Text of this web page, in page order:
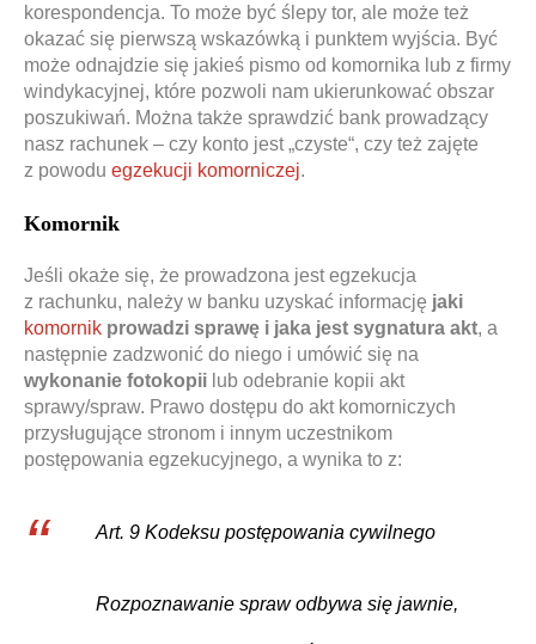
korespondencja. To może być ślepy tor, ale może też
okazać się pierwszą wskazówką i punktem wyjścia. Być
może odnajdzie się jakieś pismo od komornika lub z firmy
windykacyjnej, które pozwoli nam ukierunkować obszar
poszukiwań. Można także sprawdzić bank prowadzący
nasz rachunek – czy konto jest „czyste“, czy też zajęte
z powodu egzekucji komorniczej.
Komornik
Jeśli okaże się, że prowadzona jest egzekucja
z rachunku, należy w banku uzyskać informację jaki
komornik prowadzi sprawę i jaka jest sygnatura akt, a
następnie zadzwonić do niego i umówić się na
wykonanie fotokopii lub odebranie kopii akt
sprawy/spraw. Prawo dostępu do akt komorniczych
przysługujące stronom i innym uczestnikom
postępowania egzekucyjnego, a wynika to z:
Art. 9 Kodeksu postępowania cywilnego
Rozpoznawanie spraw odbywa się jawnie,